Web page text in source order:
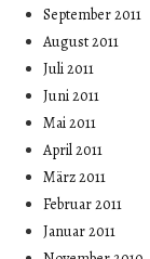
September 2011
August 2011
Juli 2011
Juni 2011
Mai 2011
April 2011
März 2011
Februar 2011
Januar 2011